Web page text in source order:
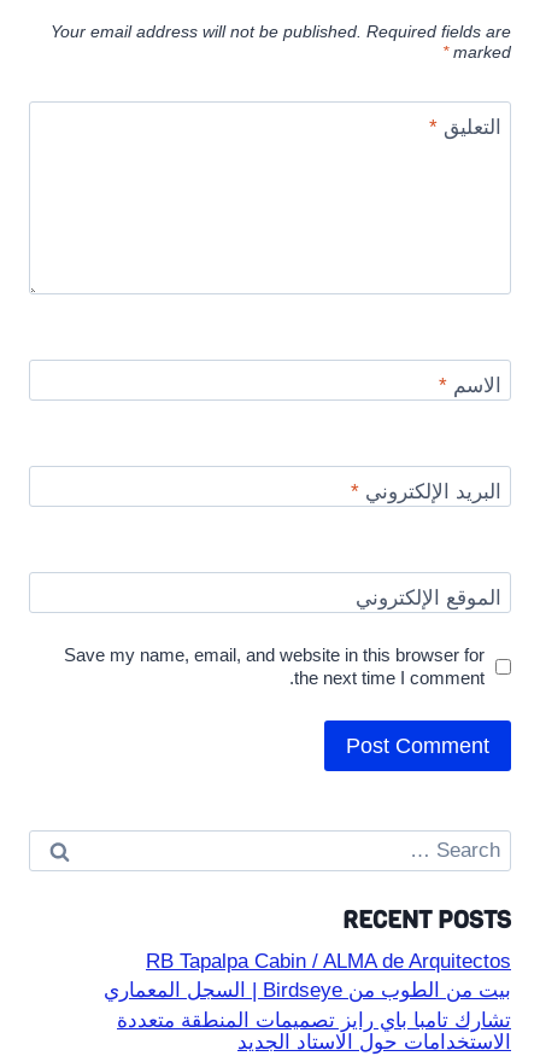
Your email address will not be published. Required fields are
marked
*
التعليق*
الاسم*
البريد الإلكتروني*
الموقع الإلكتروني
Save my name, email, and website in this browser for
the next time I comment.
Search
for:
RECENT POSTS
RB Tapalpa Cabin / ALMA de Arquitectos
بيت من الطوب من Birdseye | السجل المعماري
تشارك تامبا باي رايز تصميمات المنطقة متعددة
الاستخدامات حول الاستاد الجديد